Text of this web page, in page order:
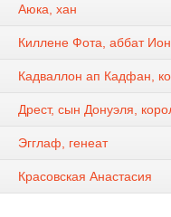
Аюка, хан
Киллене Фота, аббат
Кадваллон ап Кадфан,
Дрест, сын Донуэля,
Эгглаф, генеат
Красовская Анастасия